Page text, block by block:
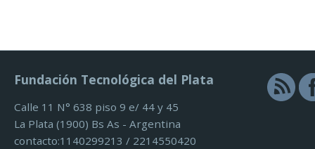
Fundación Tecnológica del Plata
Calle 11 N° 638 piso 9 e/ 44 y 45
La Plata (1900) Bs As - Argentina
contacto:1140299213 / 2214550420